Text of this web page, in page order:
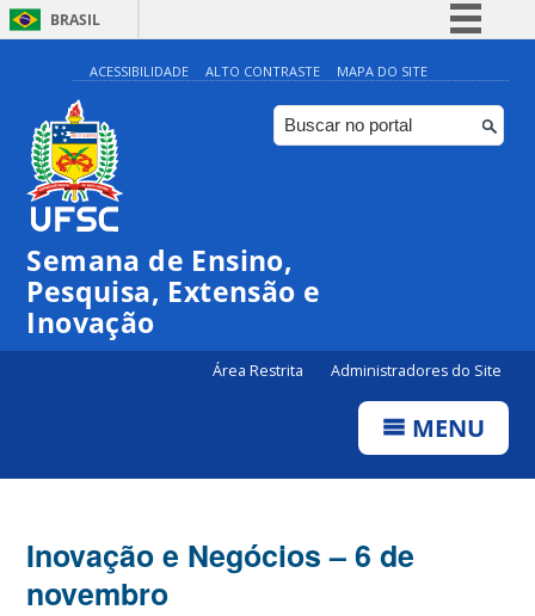
BRASIL
Simplifique!
Comunica BR
Participe
ACESSIBILIDADE ALTO CONTRASTE MAPA DO SITE
Semana de Ensino,
Pesquisa, Extensão e
Inovação
Área Restrita Administradores do Site
MENU
Inovação e Negócios – 6 de
novembro